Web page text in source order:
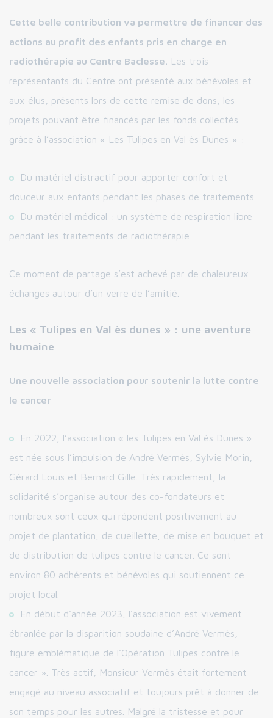
Cette belle contribution va permettre de financer des
actions au profit des enfants pris en charge en
radiothérapie au Centre Baclesse. Les trois
représentants du Centre ont présenté aux bénévoles et
aux élus, présents lors de cette remise de dons, les
projets pouvant être financés par les fonds collectés
grâce à l’association « Les Tulipes en Val ès Dunes » :
Du matériel distractif pour apporter confort et
douceur aux enfants pendant les phases de traitements
Du matériel médical : un système de respiration libre
pendant les traitements de radiothérapie
Ce moment de partage s’est achevé par de chaleureux
échanges autour d’un verre de l’amitié.
Les « Tulipes en Val ès dunes » : une aventure
humaine
Une nouvelle association pour soutenir la lutte contre
le cancer
En 2022, l’association « les Tulipes en Val ès Dunes »
est née sous l’impulsion de André Vermès, Sylvie Morin,
Gérard Louis et Bernard Gille. Très rapidement, la
solidarité s’organise autour des co-fondateurs et
nombreux sont ceux qui répondent positivement au
projet de plantation, de cueillette, de mise en bouquet et
de distribution de tulipes contre le cancer. Ce sont
environ 80 adhérents et bénévoles qui soutiennent ce
projet local.
En début d’année 2023, l’association est vivement
ébranlée par la disparition soudaine d’André Vermès,
figure emblématique de l’Opération Tulipes contre le
cancer ». Très actif, Monsieur Vermès était fortement
engagé au niveau associatif et toujours prêt à donner de
son temps pour les autres. Malgré la tristesse et pour